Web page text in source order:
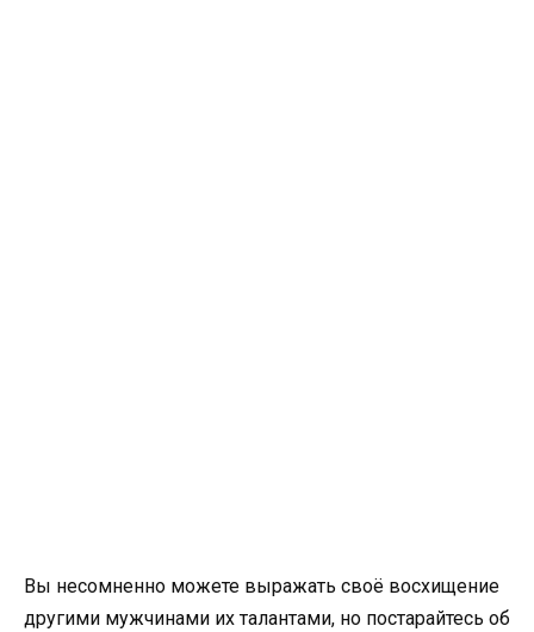
Вы несомненно можете выражать своё восхищение
другими мужчинами их талантами, но постарайтесь об